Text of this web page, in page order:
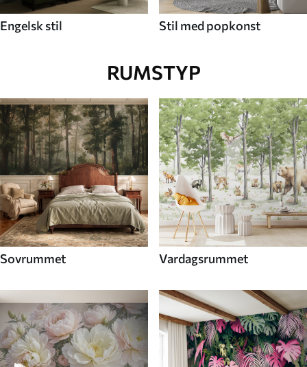
Engelsk stil Stil med popkonst
RUMSTYP
Sovrummet Vardagsrummet